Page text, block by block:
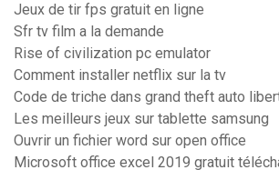
Jeux de tir fps gratuit en ligne
Sfr tv film a la demande
Rise of civilization pc emulator
Comment installer netflix sur la tv
Code de triche dans grand theft auto
Les meilleurs jeux sur tablette samsung
Ouvrir un fichier word sur open office
Microsoft office excel 2019 gratuit